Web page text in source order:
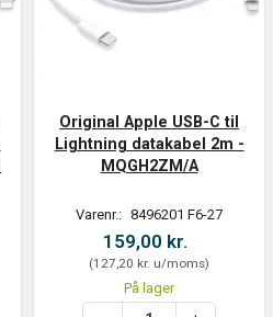
Original Apple USB-C til
Lightning datakabel 2m -
MQGH2ZM/A
Varenr.: 8496201 F6-27
159,00 kr.
(127,20 kr. u/moms)
På lager